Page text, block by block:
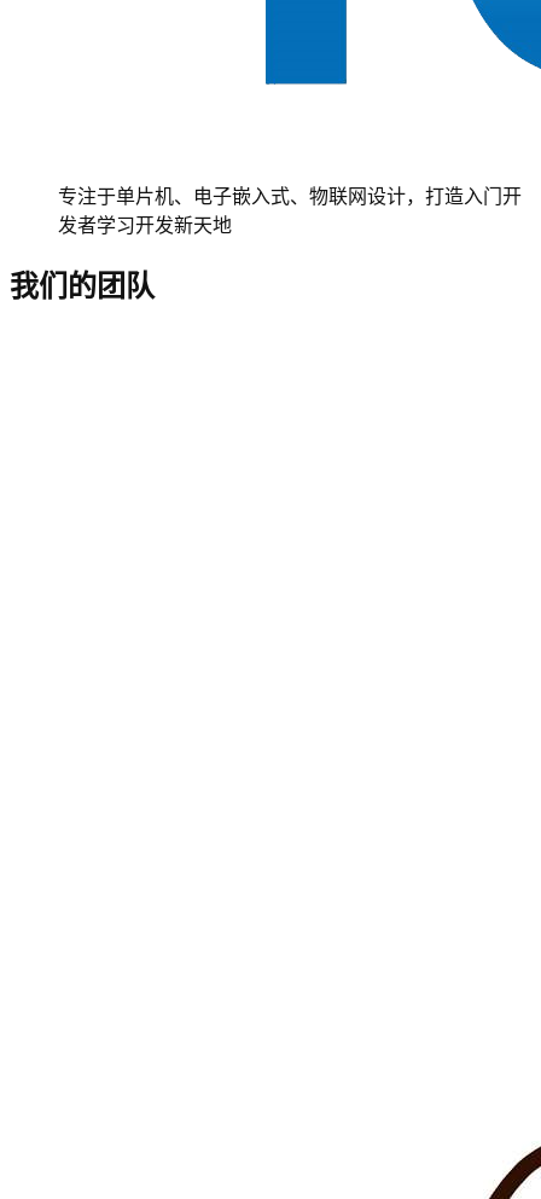
专注于单片机、电子嵌入式、物联网设计，打造入门开
发者学习开发新天地
我们的团队